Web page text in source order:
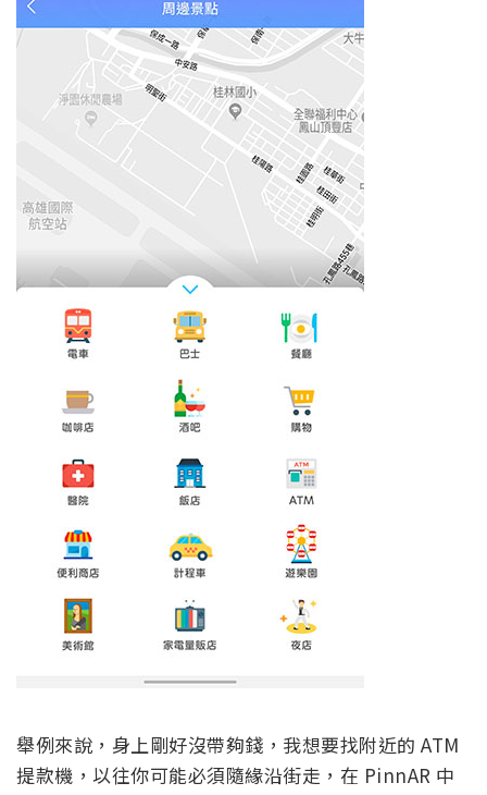
舉例來說，身上剛好沒帶夠錢，我想要找附近的 ATM
提款機，以往你可能必須隨緣沿街走，在 PinnAR 中